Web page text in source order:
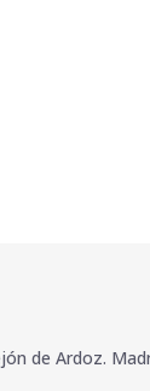
de Ardoz.